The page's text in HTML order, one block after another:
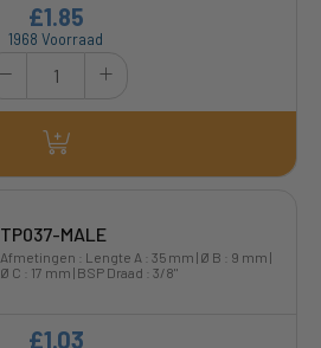
1968 Voorraad
£1.85
TP037-MALE
Afmetingen : Lengte A : 35 mm | Ø B : 9 mm |
Ø C : 17 mm | BSP Draad : 3/8"
£1.03